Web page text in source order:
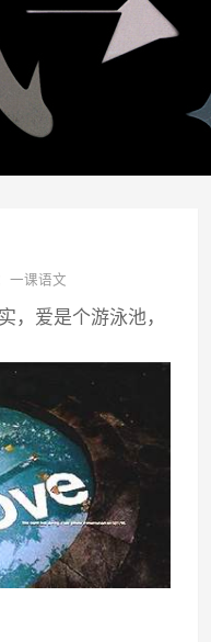
一课语文
，爱是个游泳池，